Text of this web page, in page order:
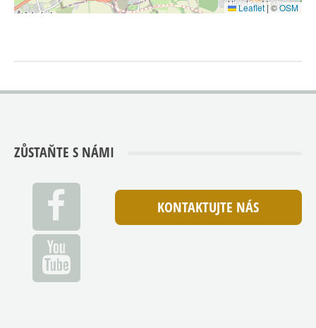
Leaflet|©OSM
ZŮSTAŇTE S NÁMI
KONTAKTUJTE NÁS